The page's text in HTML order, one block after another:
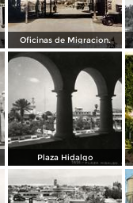
Oficinas de Migracion.
Plaza Hidalgo